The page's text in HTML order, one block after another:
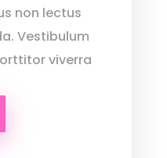
non lectus
Vestibulum
viverra